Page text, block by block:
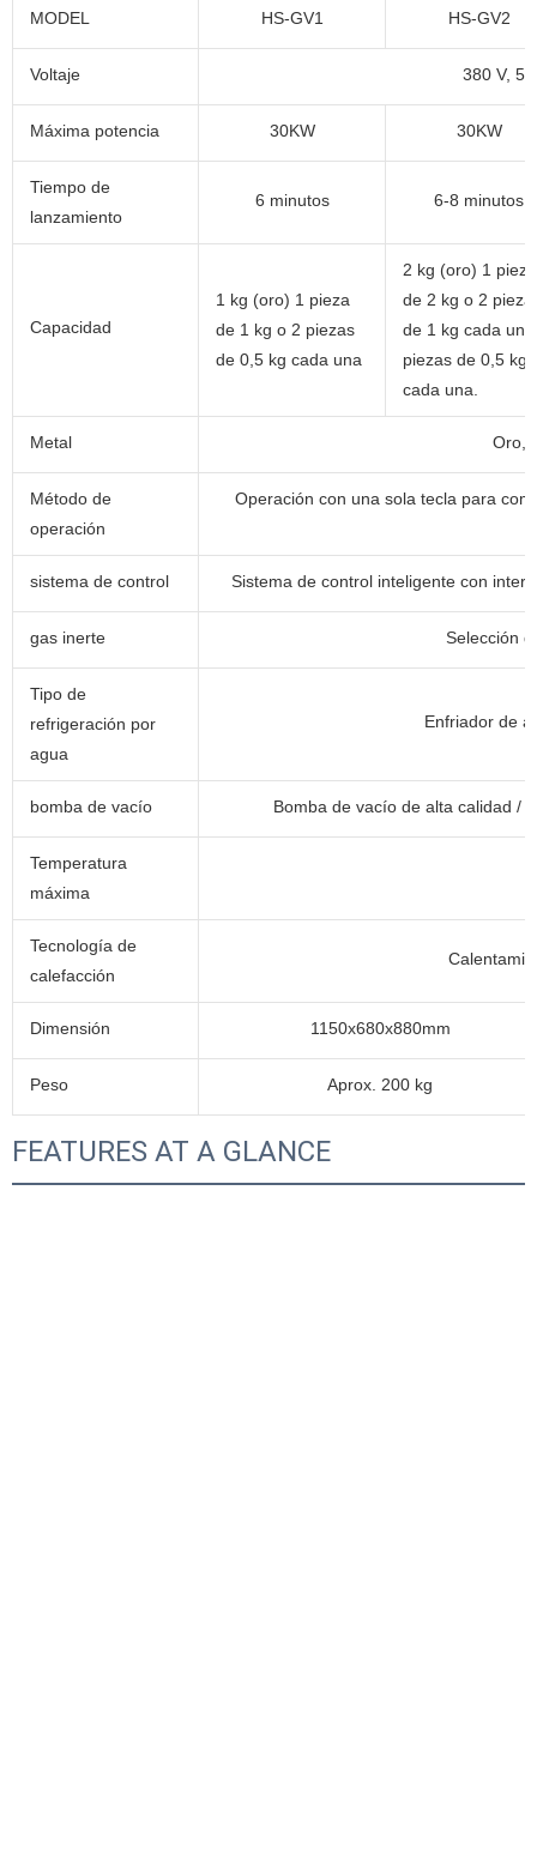
MODEL HS-GV1 HS-GV2
Voltaje 380 V,
Máxima potencia 30KW 30KW
Tiempo de
lanzamiento
6 minutos 6-8 minutos
Capacidad
1 kg (oro) 1 pieza
de 1 kg o 2 piezas
de 0,5 kg cada una
2 kg (oro) 1 pieza
de 2 kg o 2
de 1 kg cada
piezas de 0,5 kg
cada una.
Metal Oro,
Método de
operación
Operación con una sola tecla para
sistema de control Sistema de control inteligente con
gas inerte Selección
Tipo de
refrigeración por
agua
Enfriador de
bomba de vacío Bomba de vacío de alta calidad /
Temperatura
máxima
Tecnología de
calefacción
Dimensión 1150x680x880mm
Peso Aprox. 200 kg
FEATURES AT A GLANCE